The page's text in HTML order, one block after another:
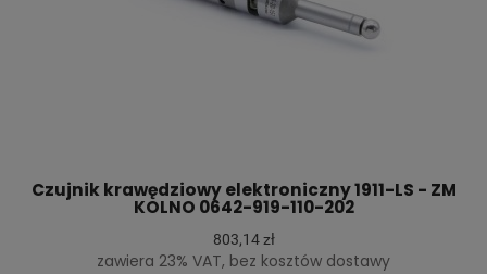
Czujnik krawędziowy elektroniczny 1911-LS - ZM
KOLNO 0642-919-110-202
803,14 zł
zawiera 23% VAT, bez kosztów dostawy